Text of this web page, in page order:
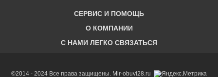
СЕРВИС И ПОМОЩЬ
Бонусная программа
О КОМПАНИИ
C НАМИ ЛЕГКО СВЯЗАТЬСЯ
©2014 - 2024 Все права защищены. Mir-obuvi28.ru